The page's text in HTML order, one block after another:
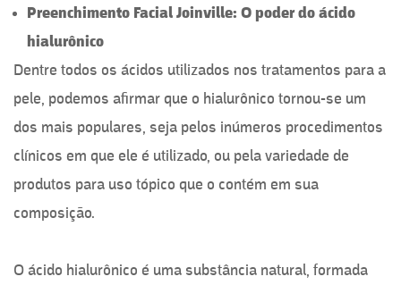
Preenchimento Facial Joinville: O poder do ácido
hialurônico
Dentre todos os ácidos utilizados nos tratamentos para a
pele, podemos afirmar que o hialurônico tornou-se um
dos mais populares, seja pelos inúmeros procedimentos
clínicos em que ele é utilizado, ou pela variedade de
produtos para uso tópico que o contém em sua
composição.
O ácido hialurônico é uma substância natural, formada